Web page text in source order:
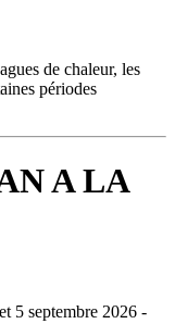
de chaleur, les
périodes
A LA
5 septembre 2026 -